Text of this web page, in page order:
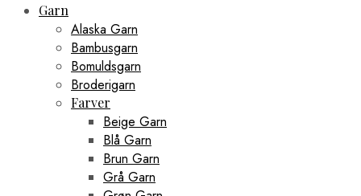
Garn
Alaska Garn
Bambusgarn
Bomuldsgarn
Broderigarn
Farver
Beige Garn
Blå Garn
Brun Garn
Grå Garn